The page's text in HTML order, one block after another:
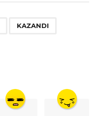
KAZANDI